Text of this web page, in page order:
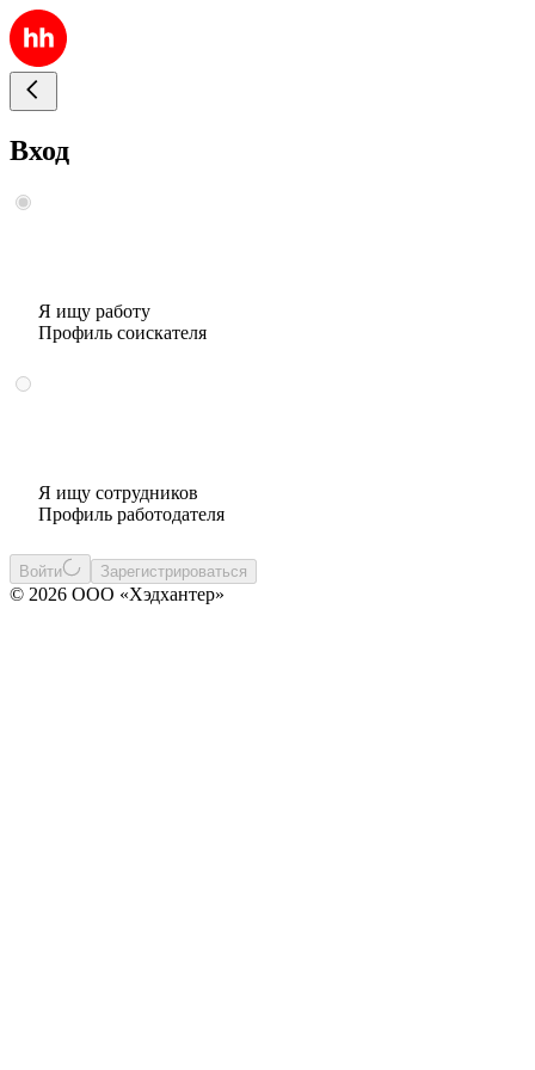
Вход
Я ищу работу
Профиль соискателя
Я ищу сотрудников
Профиль работодателя
Войти Зарегистрироваться
© 2026 ООО «Хэдхантер»